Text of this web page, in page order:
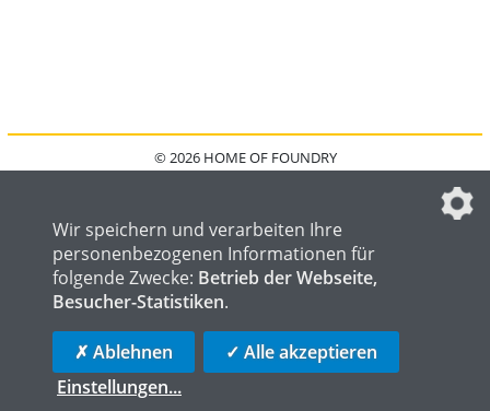
© 2026 HOME OF FOUNDRY
DATENSCHUTZEINSTELLUNGEN
HOME OF LOGISTICS
Wir speichern und verarbeiten Ihre
personenbezogenen Informationen für
folgende Zwecke: Betrieb der Webseite,
Besucher-Statistiken.
✗ Ablehnen
✓ Alle akzeptieren
Einstellungen...